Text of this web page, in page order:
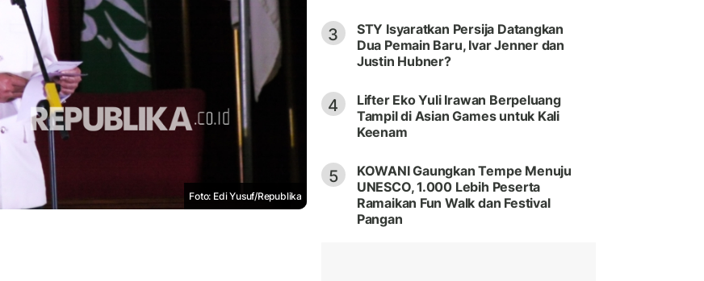
Foto: Edi Yusuf/Republika
3
STY Isyaratkan Persija Datangkan
Dua Pemain Baru, Ivar Jenner dan
Justin Hubner?
4
Lifter Eko Yuli Irawan Berpeluang
Tampil di Asian Games untuk Kali
Keenam
5
KOWANI Gaungkan Tempe Menuju
UNESCO, 1.000 Lebih Peserta
Ramaikan Fun Walk dan Festival
Pangan